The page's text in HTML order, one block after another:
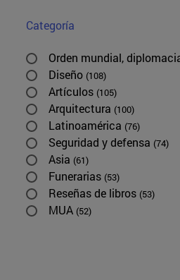
Categoría
Orden mundial,
Diseño (108)
Artículos (105)
Arquitectura (100)
Latinoamérica (76)
Seguridad y defensa (74)
Asia (61)
Funerarias (53)
Reseñas de libros (53)
MUA (52)